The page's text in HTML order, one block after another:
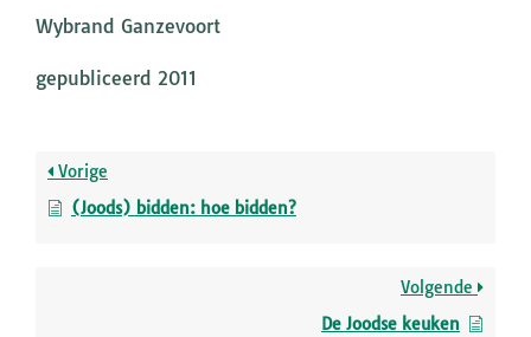
Wybrand Ganzevoort
gepubliceerd 2011
Vorige
(Joods) bidden: hoe bidden?
Volgende
De Joodse keuken